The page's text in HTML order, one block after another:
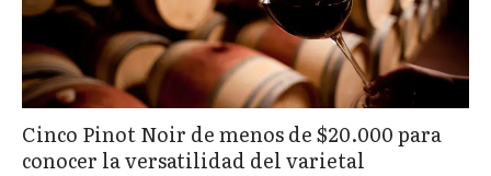
Cinco Pinot Noir de menos de $20.000 para
conocer la versatilidad del varietal